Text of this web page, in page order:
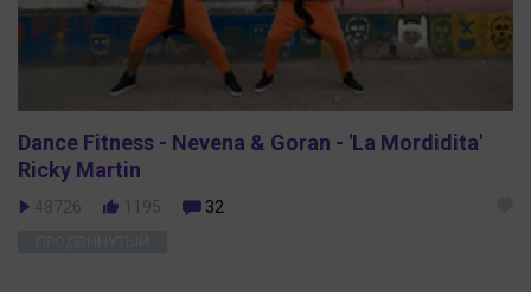
Dance Fitness - Nevena & Goran - 'La Mordidita'
Ricky Martin
48726 1195 32